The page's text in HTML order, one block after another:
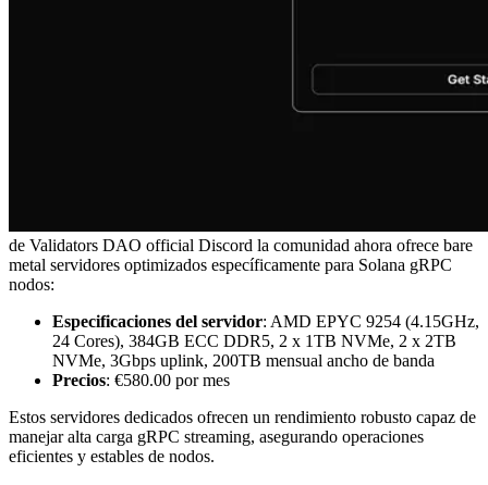
de Validators DAO official Discord la comunidad ahora ofrece bare
metal servidores optimizados específicamente para Solana gRPC
nodos:
Especificaciones del servidor: AMD EPYC 9254 (4.15GHz,
24 Cores), 384GB ECC DDR5, 2 x 1TB NVMe, 2 x 2TB
NVMe, 3Gbps uplink, 200TB mensual ancho de banda
Precios: €580.00 por mes
Estos servidores dedicados ofrecen un rendimiento robusto capaz de
manejar alta carga gRPC streaming, asegurando operaciones
eficientes y estables de nodos.